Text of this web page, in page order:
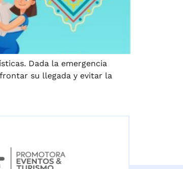
Dada la emergencia
su llegada y evitar la